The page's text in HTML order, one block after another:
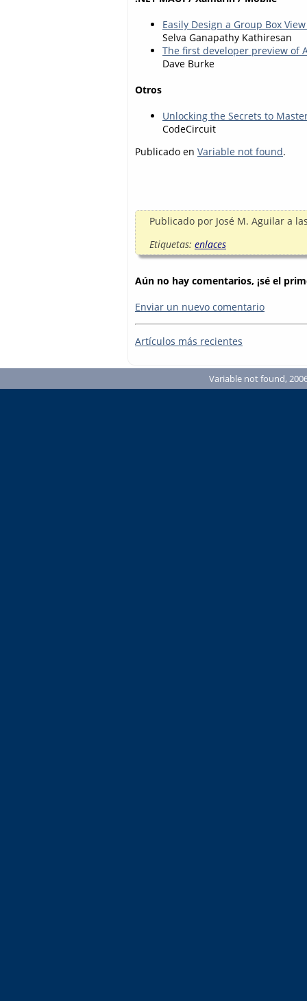
Easily Design a Group Box
Selva Ganapathy Kathiresan
The first developer preview of
Dave Burke
Otros
Unlocking the Secrets to
CodeCircuit
Publicado en Variable not found.
Publicado por José M. Aguilar a
Etiquetas: enlaces
Aún no hay comentarios, ¡sé el
Enviar un nuevo comentario
Artículos más recientes
Variable not found,